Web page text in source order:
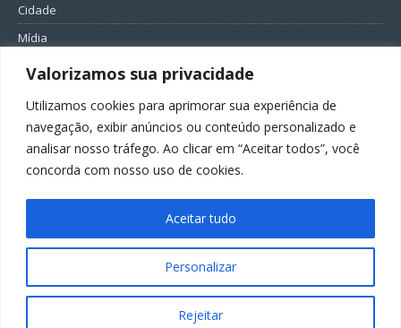
Valorizamos sua privacidade
Utilizamos cookies para aprimorar sua experiência de
navegação, exibir anúncios ou conteúdo personalizado e
analisar nosso tráfego. Ao clicar em “Aceitar todos”, você
concorda com nosso uso de cookies.
Personalizar
Rejeitar
Aceitar tudo
Cidade
Mídia
Entretenimento
Política
Todos os direitos reservados ao Informe Blumenau